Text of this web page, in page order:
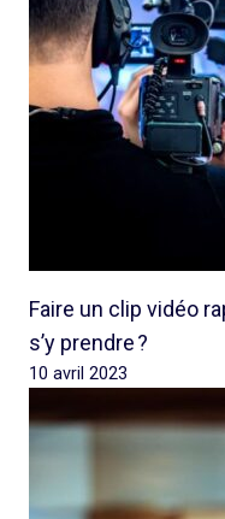
Faire un clip vidéo
s’y prendre ?
10 avril 2023